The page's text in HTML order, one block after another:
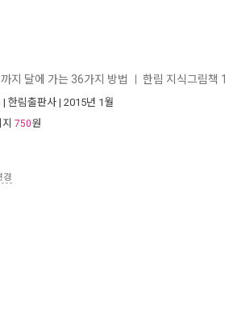
지 달에 가는 36가지 방법 한림 지식그림책 1
| 한림출판사 | 2015년 1월
750원
경